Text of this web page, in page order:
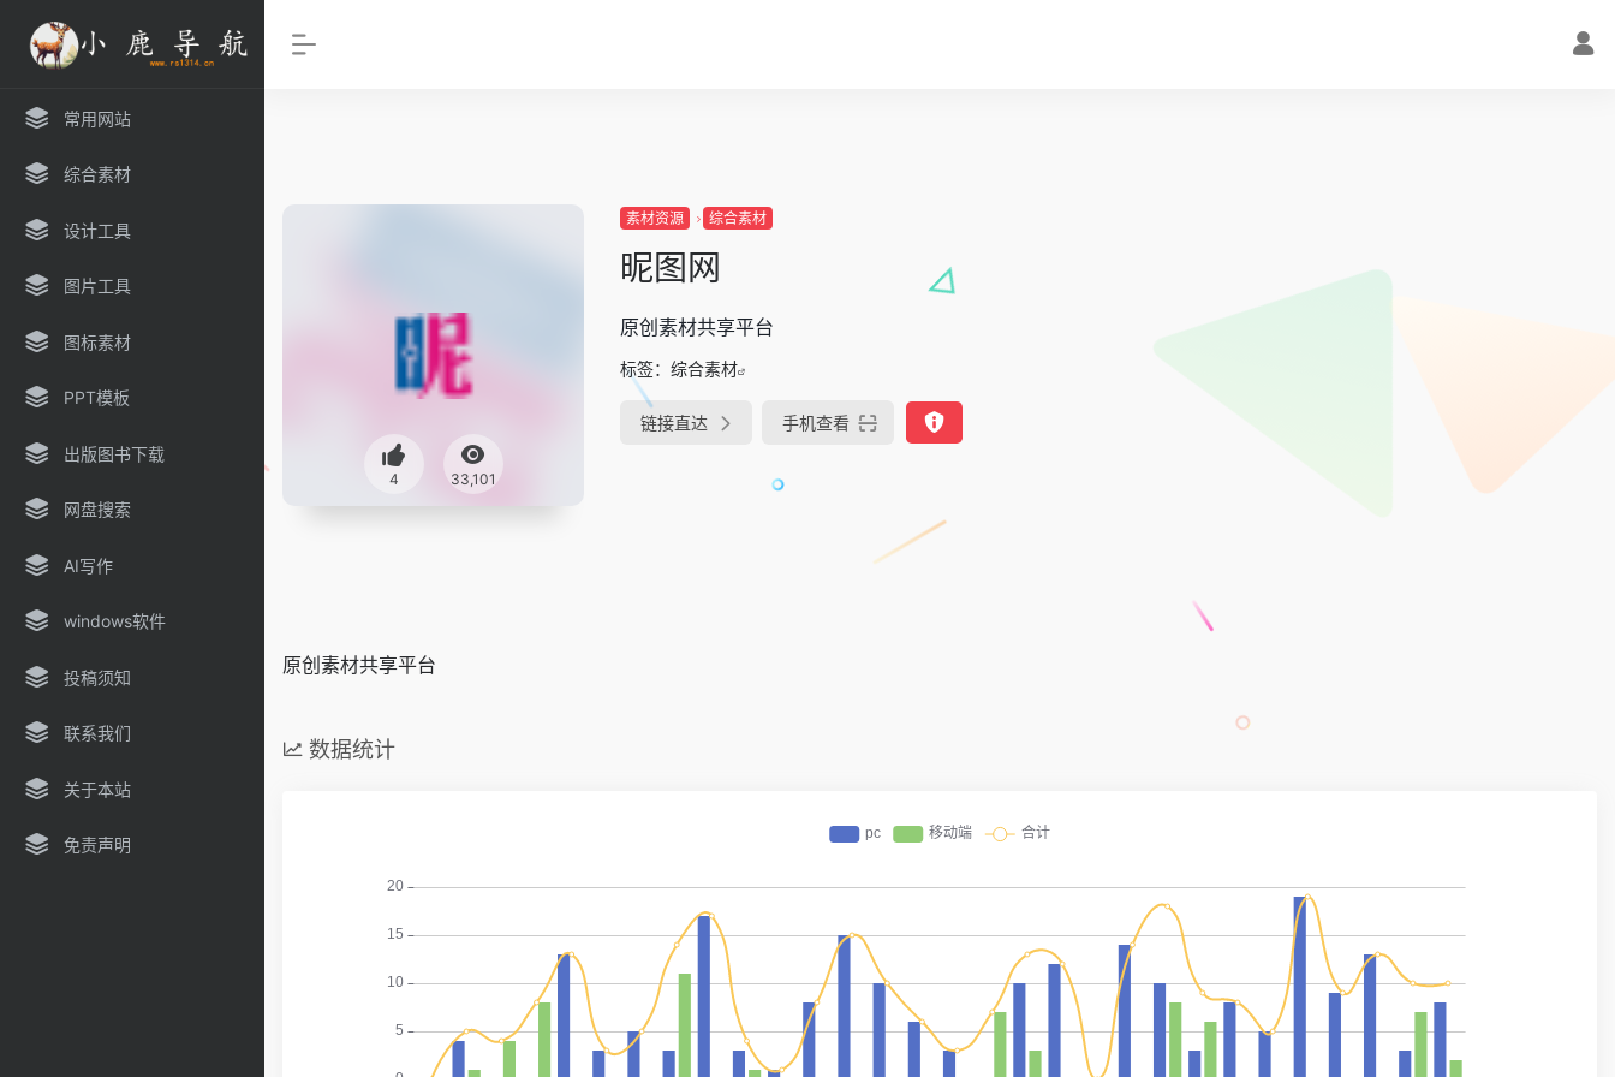
常用网站
综合素材
设计工具
图片工具
图标素材
PPT模板
出版图书下载
网盘搜索
AI写作
windows软件
投稿须知
联系我们
关于本站
免责声明
4 33,101
素材资源 综合素材
昵图网
原创素材共享平台
标签： 综合素材
链接直达 手机查看
原创素材共享平台
数据统计